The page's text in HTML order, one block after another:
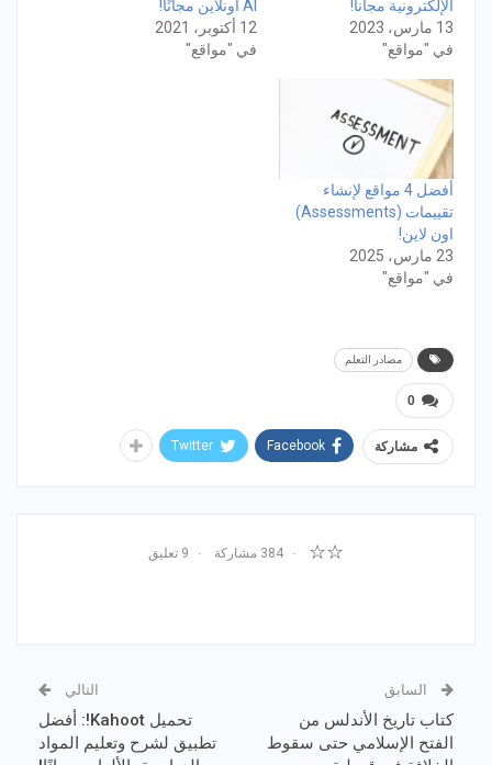
الإلكترونية مجاناً!
13 مارس، 2023
في "مواقع"
AI اونلاين مجانًا!
12 أكتوبر، 2021
في "مواقع"
أفضل 4 مواقع لإنشاء
تقييمات (Assessments)
اون لاين!
23 مارس، 2025
في "مواقع"
مصادر التعلم
0
مشاركة Facebook
Twitter
☆☆ 384 مشاركة 9 تعليق
السابق
كتاب تاريخ الأندلس من
الفتح الإسلامي حتى سقوط
التالي
تحميل Kahoot!: أفضل
تطبيق لشرح وتعليم المواد